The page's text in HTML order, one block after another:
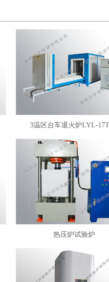
3温区台车退火炉LYL-
热压炉试验炉